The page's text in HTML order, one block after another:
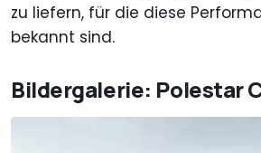
zu liefern, für die diese
bekannt sind.
Bildergalerie: Polestar